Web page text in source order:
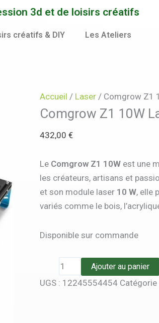
3d et de loisirs créatifs
créatifs & DIY Les Ateliers
Accueil / Laser/ Comgrow Z1
Comgrow Z1 10W
432,00 €
Le Comgrow Z1 10West une
les créateurs, artisans et
et son module laser 10 W, elle
variés comme le bois,
Disponible sur commande
quantité
Comgrow
Engraver
Ajouter au panier
UGS : 12245554454 Catégorie